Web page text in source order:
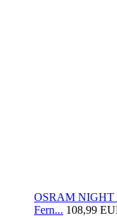
OSRAM NIGHT
Fern... 108,99